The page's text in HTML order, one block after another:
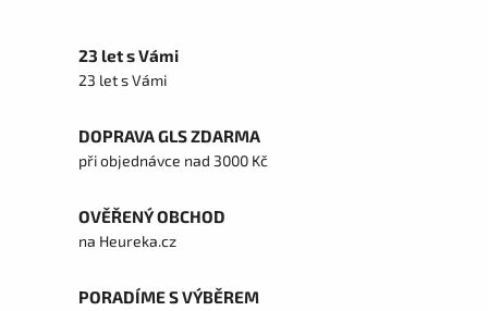
23 let s Vámi
23 let s Vámi
DOPRAVA GLS ZDARMA
při objednávce nad 3000 Kč
OVĚŘENÝ OBCHOD
na Heureka.cz
PORADÍME S VÝBĚREM